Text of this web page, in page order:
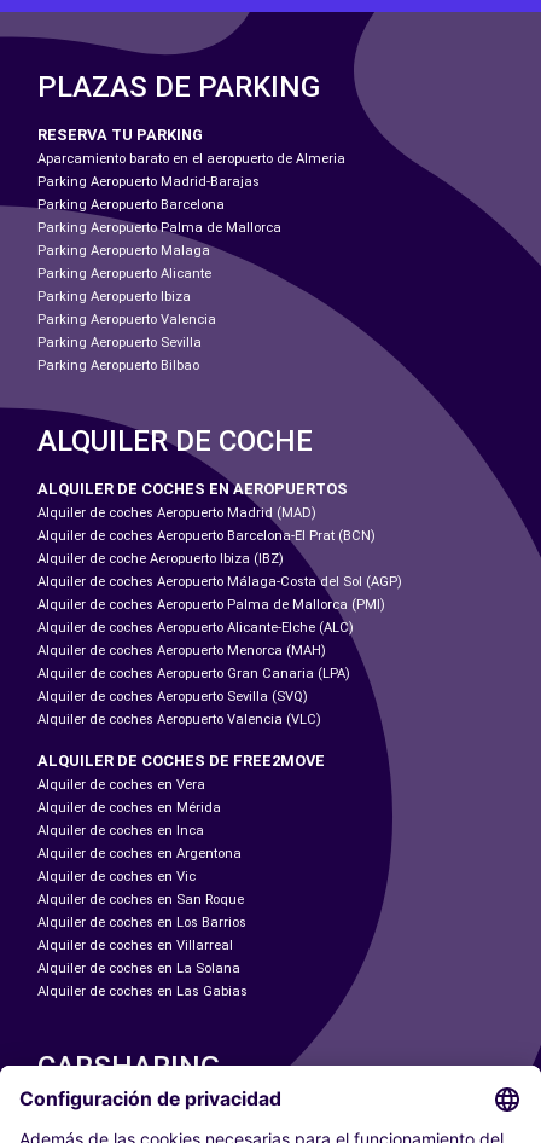
PLAZAS DE PARKING
RESERVA TU PARKING
Aparcamiento barato en el aeropuerto de Almeria
Parking Aeropuerto Madrid-Barajas
Parking Aeropuerto Barcelona
Parking Aeropuerto Palma de Mallorca
Parking Aeropuerto Malaga
Parking Aeropuerto Alicante
Parking Aeropuerto Ibiza
Parking Aeropuerto Valencia
Parking Aeropuerto Sevilla
Parking Aeropuerto Bilbao
ALQUILER DE COCHE
ALQUILER DE COCHES EN AEROPUERTOS
Alquiler de coches Aeropuerto Madrid (MAD)
Alquiler de coches Aeropuerto Barcelona-El Prat (BCN)
Alquiler de coche Aeropuerto Ibiza (IBZ)
Alquiler de coches Aeropuerto Málaga-Costa del Sol (AGP)
Alquiler de coches Aeropuerto Palma de Mallorca (PMI)
Alquiler de coches Aeropuerto Alicante-Elche (ALC)
Alquiler de coches Aeropuerto Menorca (MAH)
Alquiler de coches Aeropuerto Gran Canaria (LPA)
Alquiler de coches Aeropuerto Sevilla (SVQ)
Alquiler de coches Aeropuerto Valencia (VLC)
ALQUILER DE COCHES DE FREE2MOVE
Alquiler de coches en Vera
Alquiler de coches en Mérida
Alquiler de coches en Inca
Alquiler de coches en Argentona
Alquiler de coches en Vic
Alquiler de coches en San Roque
Alquiler de coches en Los Barrios
Alquiler de coches en Villarreal
Alquiler de coches en La Solana
Alquiler de coches en Las Gabias
CARSHARING
NUESTRAS CIUDADES
Paris